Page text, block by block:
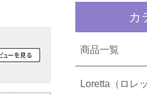
カ
商品一覧
Loretta（ロレ